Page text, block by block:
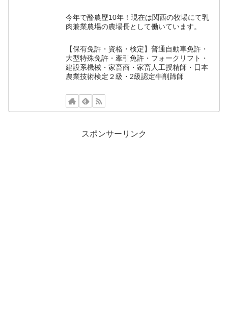
今年で酪農歴10年！現在は関西の牧場にて乳
肉兼業農場の農場長として働いています。
【保有免許・資格・検定】普通自動車免許・
大型特殊免許・牽引免許・フォークリフト・
建設系機械・家畜商・家畜人工授精師・日本
農業技術検定２級・2級認定牛削蹄師
スポンサーリンク